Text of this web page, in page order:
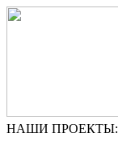
НАШИ ПРОЕКТЫ: